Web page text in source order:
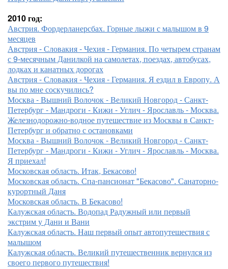
2010 год:
Австрия. Фордерланерсбах. Горные лыжи с малышом в 9
месяцев
Австрия - Словакия - Чехия - Германия. По четырем странам
с 9-месячным Данилкой на самолетах, поездах, автобусах,
лодках и канатных дорогах
Австрия - Словакия - Чехия - Германия. Я ездил в Европу. А
вы по мне соскучились?
Москва - Вышний Волочок - Великий Новгород - Санкт-
Петербург - Мандроги - Кижи - Углич - Ярославль - Москва.
Железнодорожно-водное путешествие из Москвы в Санкт-
Петербург и обратно с остановками
Москва - Вышний Волочок - Великий Новгород - Санкт-
Петербург - Мандроги - Кижи - Углич - Ярославль - Москва.
Я приехал!
Московская область. Итак, Бекасово!
Московская область. Спа-пансионат "Бекасово". Санаторно-
курортный Даня
Московская область. В Бекасово!
Калужская область. Водопад Радужный или первый
экстрим у Дани и Вани
Калужская область. Наш первый опыт автопутешествия с
малышом
Калужская область. Великий путешественник вернулся из
своего первого путешествия!